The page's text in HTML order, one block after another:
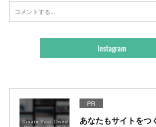
Instagram
PR
あなたもサイトをつ